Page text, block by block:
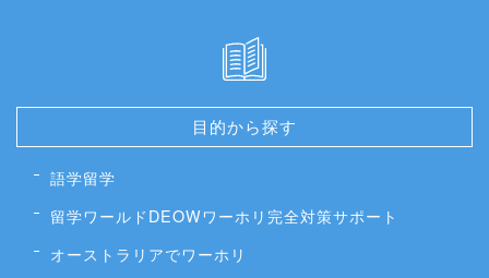
目的から探す
語学留学
留学ワールドDEOWワーホリ完全対策サポート
オーストラリアでワーホリ